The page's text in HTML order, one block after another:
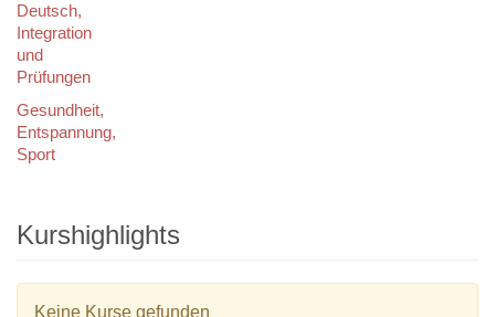
Deutsch,
Integration
und
Prüfungen
Gesundheit,
Entspannung,
Sport
Kurshighlights
Keine Kurse gefunden